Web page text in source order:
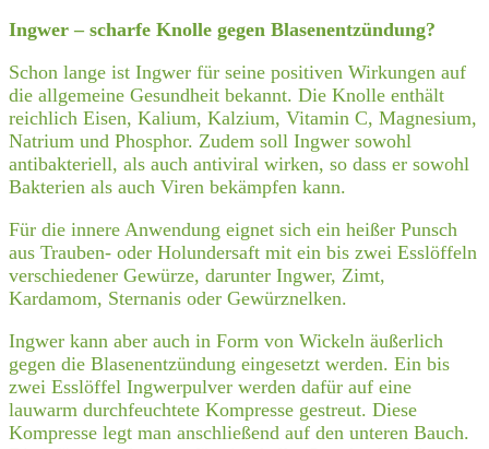
Ingwer – scharfe Knolle gegen Blasenentzündung?
Schon lange ist Ingwer für seine positiven Wirkungen auf
die allgemeine Gesundheit bekannt. Die Knolle enthält
reichlich Eisen, Kalium, Kalzium, Vitamin C, Magnesium,
Natrium und Phosphor. Zudem soll Ingwer sowohl
antibakteriell, als auch antiviral wirken, so dass er sowohl
Bakterien als auch Viren bekämpfen kann.
Für die innere Anwendung eignet sich ein heißer Punsch
aus Trauben- oder Holundersaft mit ein bis zwei Esslöffeln
verschiedener Gewürze, darunter Ingwer, Zimt,
Kardamom, Sternanis oder Gewürznelken.
Ingwer kann aber auch in Form von Wickeln äußerlich
gegen die Blasenentzündung eingesetzt werden. Ein bis
zwei Esslöffel Ingwerpulver werden dafür auf eine
lauwarm durchfeuchtete Kompresse gestreut. Diese
Kompresse legt man anschließend auf den unteren Bauch.